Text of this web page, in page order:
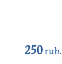
250rub.